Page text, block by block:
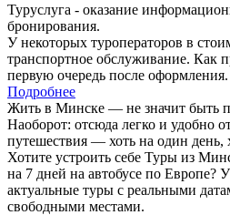
Туруслуга - оказание
бронирования.
У некоторых туроператоров в
транспортное обслуживание. Как
первую очередь после оформления.
Подробнее
Жить в Минске — не значит быть
Наоборот: отсюда легко и удобно
путешествия — хоть на один день,
Хотите устроить себе Туры из
на 7 дней на автобусе по Европе?
актуальные туры с реальными
свободными местами.